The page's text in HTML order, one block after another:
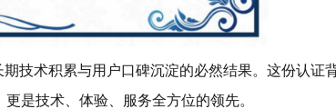
术积累与用户口碑沉淀的必然结果。这份认证
是技术、体验、服务全方位的领先。